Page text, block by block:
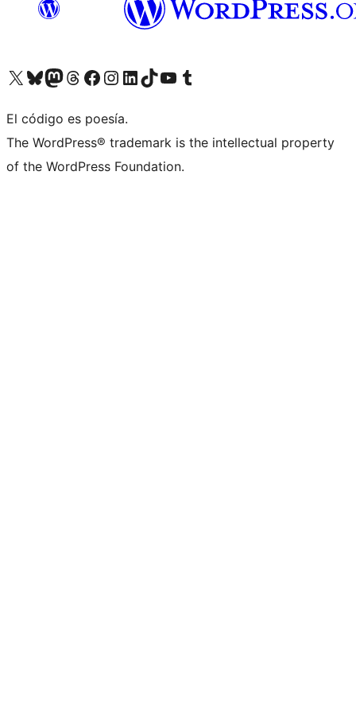
Visita nuestra cuenta de X (anteriormente Twitter)
Visit our Bluesky account
Visit our Mastodon account
Visit our Threads account
Visita nuestra página de Facebook
Visita nuestra cuenta de Instagram
Visita nuestra cuenta de LinkedIn
Visit our TikTok account
Visita nuestro canal de YouTube
Visit our Tumblr account
El código es poesía.
The WordPress® trademark is the intellectual property
of the WordPress Foundation.